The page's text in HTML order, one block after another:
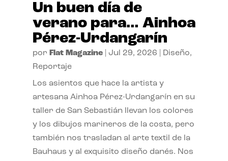
Un buen día de
verano para… Ainhoa
Pérez-Urdangarín
por Flat Magazine| Jul 29, 2026 Diseño,
Reportaje
Los asientos que hace la artista y
artesana Ainhoa Pérez-Urdangarín en su
taller de San Sebastián llevan los colores
y los dibujos marineros de la costa, pero
también nos trasladan al arte textil de la
Bauhaus y al exquisito diseño danés. Nos